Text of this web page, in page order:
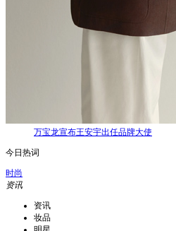
万宝龙宣布王安宇出任品牌大使
今日热词
时尚
资讯
资讯
妆品